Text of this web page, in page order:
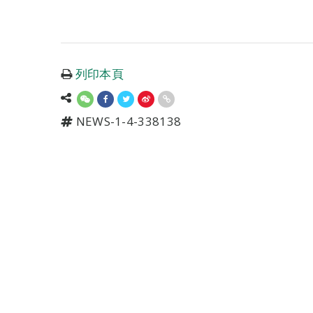
列印本頁
NEWS-1-4-338138